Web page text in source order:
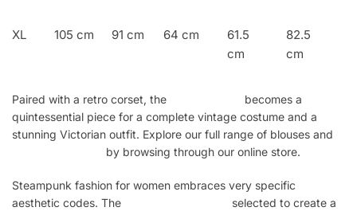
XL 105 cm 91 cm 64 cm
61.5
cm
82.5
cm
Paired with a retro corset, the
becomes a
quintessential piece for a complete vintage costume and a
stunning Victorian outfit. Explore our full range of blouses and
by browsing through our online store.
Steampunk fashion for women embraces very specific
aesthetic codes. The
selected to create a